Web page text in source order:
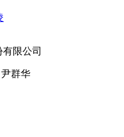
尹群华